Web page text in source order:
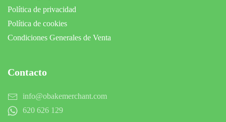
Política de privacidad
Política de cookies
Condiciones Generales de Venta
Contacto
info@obakemerchant.com
620 626 129